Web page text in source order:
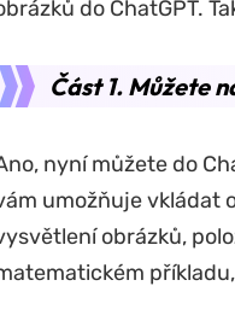
do ChatGPT.
Část 1. Můžete
nyní můžete do
umožňuje vkládat
obrázků,